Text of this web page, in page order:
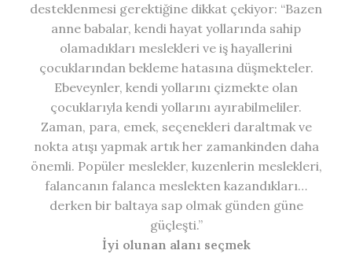
desteklenmesi gerektiğine dikkat çekiyor: “Bazen
anne babalar, kendi hayat yollarında sahip
olamadıkları meslekleri ve iş hayallerini
çocuklarından bekleme hatasına düşmekteler.
Ebeveynler, kendi yollarını çizmekte olan
çocuklarıyla kendi yollarını ayırabilmeliler.
Zaman, para, emek, seçenekleri daraltmak ve
nokta atışı yapmak artık her zamankinden daha
önemli. Popüler meslekler, kuzenlerin meslekleri,
falancanın falanca meslekten kazandıkları…
derken bir baltaya sap olmak günden güne
güçleşti.”
İyi olunan alanı seçmek